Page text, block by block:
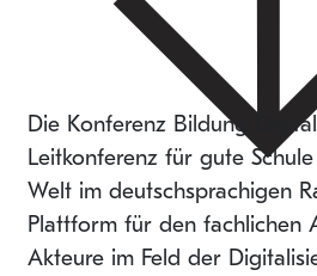
Die Konferenz Bildung
Leitkonferenz für gute
Welt im deutschsprachigen
Plattform für den fachlichen
Akteure im Feld der